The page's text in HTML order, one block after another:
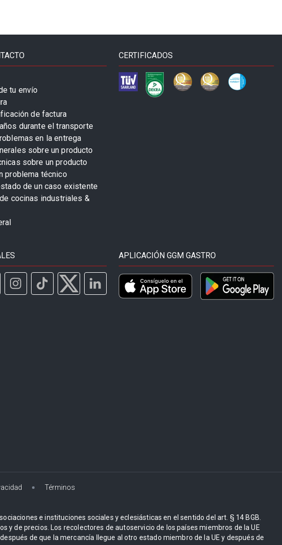
tu envío
de factura
durante el transporte
en la entrega
sobre un producto
sobre un producto
problema técnico
de un caso existente
cocinas industriales &
CERTIFICADOS
APLICACIÓN GGM GASTRO
Términos
e instituciones sociales y eclesiásticas en el sentido del art. § 14 BGB.
y de precios. Los recolectores de autoservicio de los países miembros de la UE
de que la mercancía llegue al otro estado miembro de la UE y después de